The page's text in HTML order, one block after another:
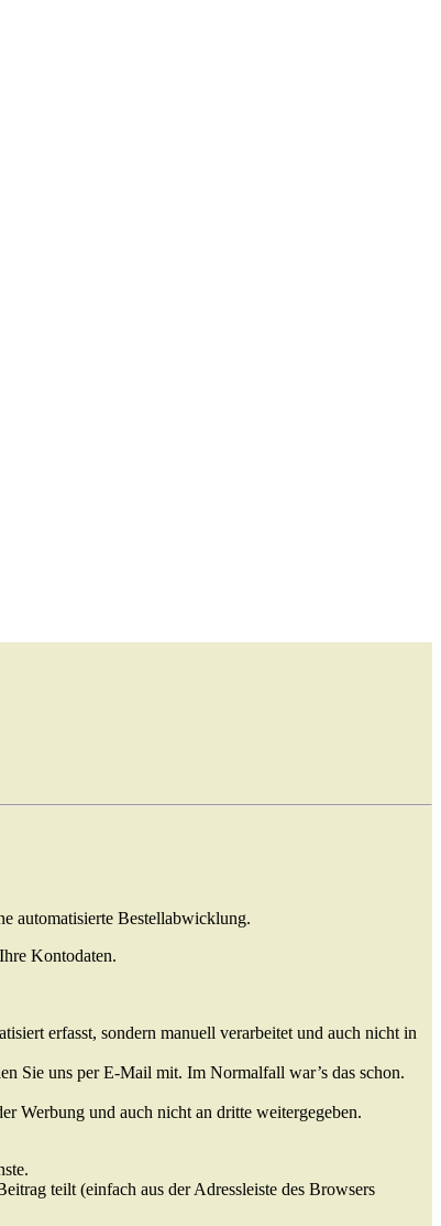
automatisierte Bestellabwicklung.
Kontodaten.
erfasst, sondern manuell verarbeitet und auch nicht in
Sie uns per E-Mail mit. Im Normalfall war’s das schon.
Werbung und auch nicht an dritte weitergegeben.
teilt (einfach aus der Adressleiste des Browsers